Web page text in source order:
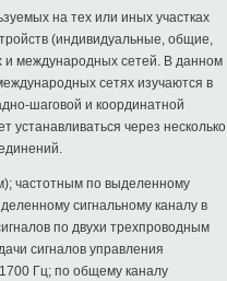
на тех или иных участках
(индивидуальные, общие,
и международных сетей. В данном
сетях изучаются в
шаговой и координатной
через несколько
частотным по выделенному
сигнальному каналу в
по двухи трехпроводным
сигналов управления
Гц; по общему каналу